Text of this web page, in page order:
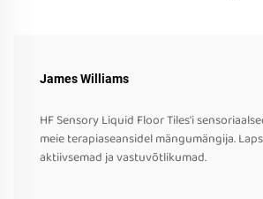
James Williams
HF Sensory Liquid Floor Tiles'i
meie terapiaseansidel mängumängija.
aktiivsemad ja vastuvõtlikumad.